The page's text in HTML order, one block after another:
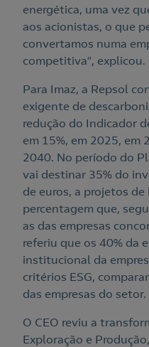
energética, uma vez
aos acionistas, o que
convertamos numa
competitiva”, explicou.
Para Imaz, a Repsol
exigente de
redução do Indicador
em 15%, em 2025, em
2040. No período do
vai destinar 35% do
de euros, a projetos
percentagem que,
as das empresas
referiu que os 40% da
institucional da
critérios ESG,
das empresas do setor.
O CEO reviu a
Exploração e